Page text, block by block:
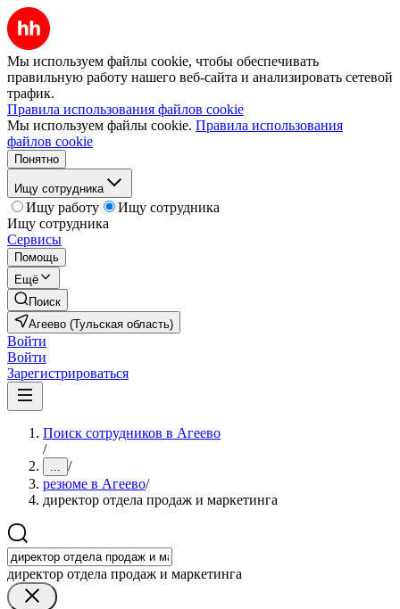
Мы используем файлы cookie, чтобы обеспечивать
правильную работу нашего веб-сайта и анализировать сетевой
трафик.
Правила использования файлов cookie
Мы используем файлы cookie. Правила использования
файлов cookie
Понятно
Ищу сотрудника
Ищу работу
Ищу сотрудника
Ищу сотрудника
Сервисы
Помощь
Ещё
Поиск
Агеево (Тульская область)
Войти
Войти
Зарегистрироваться
Поиск сотрудников в Агеево
/
... /
резюме в Агеево/
директор отдела продаж и маркетинга
директор отдела продаж и маркетинга